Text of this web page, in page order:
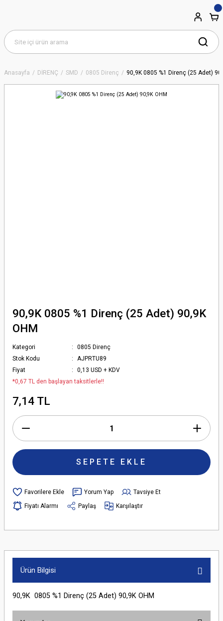
Anasayfa DİRENÇ SMD 0805 Direnç 90,9K 0805 %1 Direnç (25 Adet)
90,9K 0805 %1 Direnç (25 Adet) 90,9K
OHM
Kategori
0805 Direnç
Stok Kodu
AJPRTU89
Fiyat
0,13 USD + KDV
*0,67 TL den başlayan taksitlerle!!
7,14 TL
SEPETE EKLE
Yorum Yap
Tavsiye Et
Fiyatı Alarmı
Paylaş Karşılaştır
Ürün Bilgisi
90,9K 0805 %1 Direnç (25 Adet) 90,9K OHM